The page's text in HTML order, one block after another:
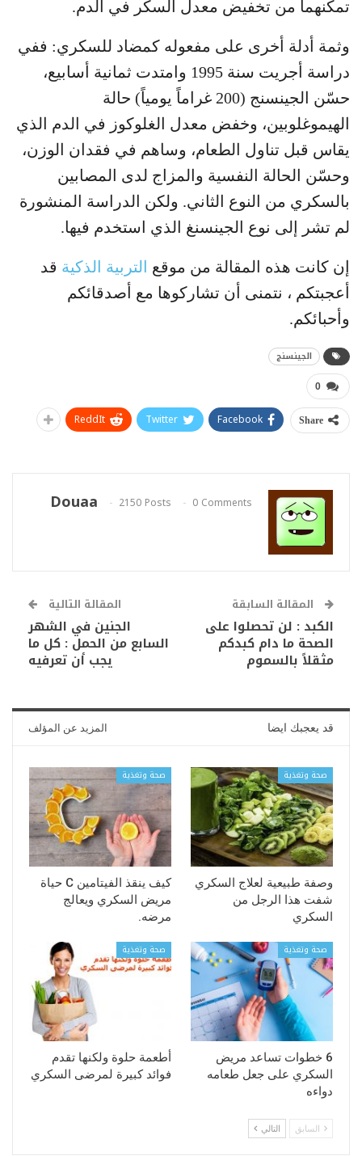
تمكّنهما من تخفيض معدل السكر في الدم.
وثمة أدلة أخرى على مفعوله كمضاد للسكري: ففي
دراسة أجريت سنة 1995 وامتدت ثمانية أسابيع،
حسّن الجينسنج (200 غراماً يومياً) حالة
الهيموغلوبين، وخفض معدل الغلوكوز في الدم الذي
يقاس قبل تناول الطعام، وساهم في فقدان الوزن،
وحسّن الحالة النفسية والمزاج لدى المصابين
بالسكري من النوع الثاني. ولكن الدراسة المنشورة
لم تشر إلى نوع الجينسنغ الذي استخدم فيها.
إن كانت هذه المقالة من موقع التربية الذكية قد
أعجبتكم ، نتمنى أن تشاركوها مع أصدقائكم
وأحبائكم.
الجينسنج
0
Share
Facebook
Twitter
ReddIt
Douaa 2150 Posts 0 Comments
المقالة السابقة
الكبد : لن تحصلوا على
الصحة ما دام كبدكم
مثقلاً بالسموم
المقالة التالية
الجنين في الشهر
السابع من الحمل : كل ما
يجب أن تعرفيه
قد يعجبك ايضا المزيد عن المؤلف
صحة وتغذية
وصفة طبيعية لعلاج السكري
شفت هذا الرجل من
السكري
صحة وتغذية
كيف ينقذ الفيتامين C حياة
مريض السكري ويعالج
مرضه.
صحة وتغذية
6 خطوات تساعد مريض
السكري على جعل طعامه
دواءه
صحة وتغذية
أطعمة حلوة ولكنها تقدم
فوائد كبيرة لمرضى السكري
السابق التالي